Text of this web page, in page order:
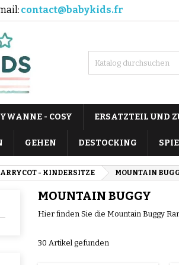
contact@babykids.fr
- COSY ERSATZTEIL UND
GEHEN DESTOCKING
- KINDERSITZE MOUNTAIN
MOUNTAIN BUGGY
Hier finden Sie die Mountain Buggy
30 Artikel gefunden